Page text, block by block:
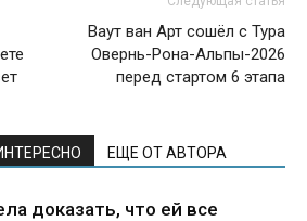
Ваут ван Арт сошёл с Тура
Овернь-Рона-Альпы-2026
перед стартом 6 этапа
ЕЩЕ ОТ АВТОРА
доказать, что ей все